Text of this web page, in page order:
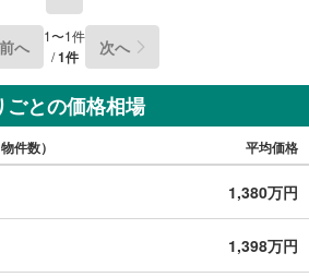
前へ 1〜1件
/1件 次へ
との価格相場
件数） 平均価格
1,380万円
1,398万円